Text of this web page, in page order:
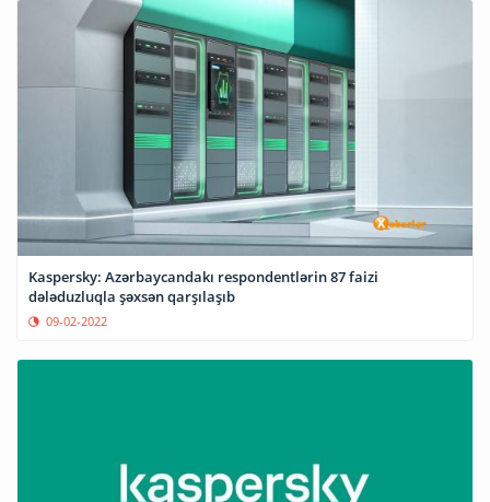
Kaspersky: Azərbaycandakı respondentlərin 87 faizi
dələduzluqla şəxsən qarşılaşıb
09-02-2022